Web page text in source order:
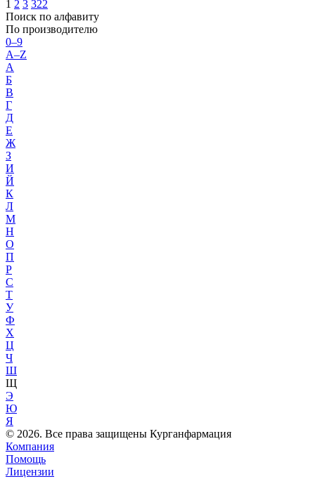
1 2 3 322
Поиск по алфавиту
По производителю
0–9
A–Z
А
Б
В
Г
Д
Е
Ж
З
И
Й
К
Л
М
Н
О
П
Р
С
Т
У
Ф
Х
Ц
Ч
Ш
Щ
Э
Ю
Я
© 2026. Все права защищены Курганфармация
Компания
Помощь
Лицензии